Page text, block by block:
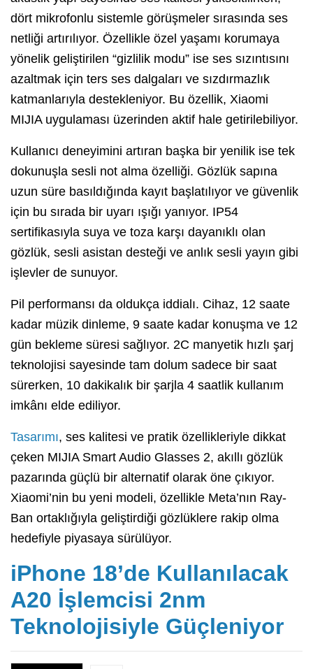
dört mikrofonlu sistemle görüşmeler sırasında ses
netliği artırılıyor. Özellikle özel yaşamı korumaya
yönelik geliştirilen “gizlilik modu” ise ses sızıntısını
azaltmak için ters ses dalgaları ve sızdırmazlık
katmanlarıyla destekleniyor. Bu özellik, Xiaomi
MIJIA uygulaması üzerinden aktif hale getirilebiliyor.
Kullanıcı deneyimini artıran başka bir yenilik ise tek
dokunuşla sesli not alma özelliği. Gözlük sapına
uzun süre basıldığında kayıt başlatılıyor ve güvenlik
için bu sırada bir uyarı ışığı yanıyor. IP54
sertifikasıyla suya ve toza karşı dayanıklı olan
gözlük, sesli asistan desteği ve anlık sesli yayın gibi
işlevler de sunuyor.
Pil performansı da oldukça iddialı. Cihaz, 12 saate
kadar müzik dinleme, 9 saate kadar konuşma ve 12
gün bekleme süresi sağlıyor. 2C manyetik hızlı şarj
teknolojisi sayesinde tam dolum sadece bir saat
sürerken, 10 dakikalık bir şarjla 4 saatlik kullanım
imkânı elde ediliyor.
Tasarımı, ses kalitesi ve pratik özellikleriyle dikkat
çeken MIJIA Smart Audio Glasses 2, akıllı gözlük
pazarında güçlü bir alternatif olarak öne çıkıyor.
Xiaomi’nin bu yeni modeli, özellikle Meta’nın Ray-
Ban ortaklığıyla geliştirdiği gözlüklere rakip olma
hedefiyle piyasaya sürülüyor.
iPhone 18’de Kullanılacak
A20 İşlemcisi 2nm
Teknolojisiyle Güçleniyor